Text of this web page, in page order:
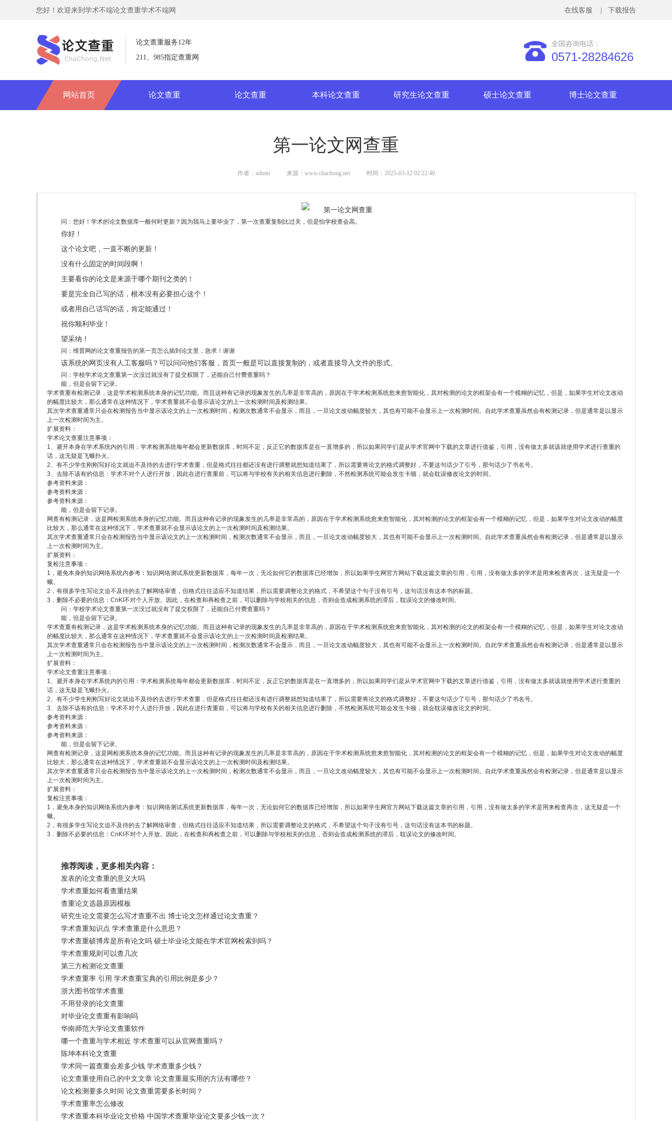
您好！欢迎来到学术不端论文查重学术不端网
网站首页 论文查重 论文查重 本科论文查重 研究生论文查重 硕士论文查重 博士论文查重
论文查重服务12年
211、985指定查重网
全国咨询电话：
0571-28284626
| 下载报告
在线客服
第一论文网查重
作者：admin 来源：www.chachong.net 时间：2025-03-12 02:22:40
问：您好！学术的论文数据库一般何时更新？因为我马上要毕业了，第一次查重复制比过关，但是怕学校查会高。
你好！
这个论文吧，一直不断的更新！
没有什么固定的时间段啊！
主要看你的论文是来源于哪个期刊之类的！
要是完全自己写的话，根本没有必要担心这个！
或者用自己话写的话，肯定能通过！
祝你顺利毕业！
望采纳！
问：维普网的论文查重报告的第一页怎么插到论文里，急求！谢谢
该系统的网页没有人工客服吗？可以问问他们客服，首页一般是可以直接复制的，或者直接导入文件的形式。
问：学校学术论文查重第一次没过就没有了提交权限了，还能自己付费查重吗？
能，但是会留下记录。
学术查重有检测记录，这是学术检测系统本身的记忆功能。而且这种有记录的现象发生的几率是非常高的，原因在于学术检测系统愈来愈智能化，其对检测的论文的框架会有一个模糊的记忆，但是，如果学生对论文改动
的幅度比较大，那么通常在这种情况下，学术查重就不会显示该论文的上一次检测时间及检测结果。
其次学术查重通常只会在检测报告当中显示该论文的上一次检测时间，检测次数通常不会显示，而且，一旦论文改动幅度较大，其也有可能不会显示上一次检测时间。自此学术查重虽然会有检测记录，但是通常是以显示
上一次检测时间为主。
扩展资料：
学术论文查重注意事项：
1、避开本身在学术系统内的引用：学术检测系统每年都会更新数据库，时间不定，反正它的数据库是在一直增多的，所以如果同学们是从学术官网中下载的文章进行借鉴，引用，没有做太多就该就使用学术进行查重的
话，这无疑是飞蛾扑火。
2、有不少学生刚刚写好论文就迫不及待的去进行学术查重，但是格式往往都还没有进行调整就想知道结果了，所以需要将论文的格式调整好，不要这句话少了引号，那句话少了书名号。
3、去除不该有的信息：学术不对个人进行开放，因此在进行查重前，可以将与学校有关的相关信息进行删除，不然检测系统可能会发生卡顿，就会耽误修改论文的时间。
参考资料来源：
参考资料来源：
参考资料来源：
能，但是会留下记录。
网查有检测记录，这是网检测系统本身的记忆功能。而且这种有记录的现象发生的几率是非常高的，原因在于学术检测系统愈来愈智能化，其对检测的论文的框架会有一个模糊的记忆，但是，如果学生对论文改动的幅度
比较大，那么通常在这种情况下，学术查重就不会显示该论文的上一次检测时间及检测结果。
其次学术查重通常只会在检测报告当中显示该论文的上一次检测时间，检测次数通常不会显示，而且，一旦论文改动幅度较大，其也有可能不会显示上一次检测时间。自此学术查重虽然会有检测记录，但是通常是以显示
上一次检测时间为主。
扩展资料：
复检注意事项：
1，避免本身的知识网络系统内参考：知识网络测试系统更新数据库，每年一次，无论如何它的数据库已经增加，所以如果学生网官方网站下载这篇文章的引用，引用，没有做太多的学术是用来检查再次，这无疑是一个
蛾。
2，有很多学生写论文迫不及待的去了解网络审查，但格式往往适应不知道结果，所以需要调整论文的格式，不希望这个句子没有引号，这句话没有这本书的标题。
3．删除不必要的信息：CnKI不对个人开放。因此，在检查和再检查之前，可以删除与学校相关的信息，否则会造成检测系统的滞后，耽误论文的修改时间。
问：学校学术论文查重第一次没过就没有了提交权限了，还能自己付费查重吗？
能，但是会留下记录。
学术查重有检测记录，这是学术检测系统本身的记忆功能。而且这种有记录的现象发生的几率是非常高的，原因在于学术检测系统愈来愈智能化，其对检测的论文的框架会有一个模糊的记忆，但是，如果学生对论文改动
的幅度比较大，那么通常在这种情况下，学术查重就不会显示该论文的上一次检测时间及检测结果。
其次学术查重通常只会在检测报告当中显示该论文的上一次检测时间，检测次数通常不会显示，而且，一旦论文改动幅度较大，其也有可能不会显示上一次检测时间。自此学术查重虽然会有检测记录，但是通常是以显示
上一次检测时间为主。
扩展资料：
学术论文查重注意事项：
1、避开本身在学术系统内的引用：学术检测系统每年都会更新数据库，时间不定，反正它的数据库是在一直增多的，所以如果同学们是从学术官网中下载的文章进行借鉴，引用，没有做太多就该就使用学术进行查重的
话，这无疑是飞蛾扑火。
2、有不少学生刚刚写好论文就迫不及待的去进行学术查重，但是格式往往都还没有进行调整就想知道结果了，所以需要将论文的格式调整好，不要这句话少了引号，那句话少了书名号。
3、去除不该有的信息：学术不对个人进行开放，因此在进行查重前，可以将与学校有关的相关信息进行删除，不然检测系统可能会发生卡顿，就会耽误修改论文的时间。
参考资料来源：
参考资料来源：
参考资料来源：
能，但是会留下记录。
网查有检测记录，这是网检测系统本身的记忆功能。而且这种有记录的现象发生的几率是非常高的，原因在于学术检测系统愈来愈智能化，其对检测的论文的框架会有一个模糊的记忆，但是，如果学生对论文改动的幅度
比较大，那么通常在这种情况下，学术查重就不会显示该论文的上一次检测时间及检测结果。
其次学术查重通常只会在检测报告当中显示该论文的上一次检测时间，检测次数通常不会显示，而且，一旦论文改动幅度较大，其也有可能不会显示上一次检测时间。自此学术查重虽然会有检测记录，但是通常是以显示
上一次检测时间为主。
扩展资料：
复检注意事项：
1，避免本身的知识网络系统内参考：知识网络测试系统更新数据库，每年一次，无论如何它的数据库已经增加，所以如果学生网官方网站下载这篇文章的引用，引用，没有做太多的学术是用来检查再次，这无疑是一个
蛾。
2，有很多学生写论文迫不及待的去了解网络审查，但格式往往适应不知道结果，所以需要调整论文的格式，不希望这个句子没有引号，这句话没有这本书的标题。
3．删除不必要的信息：CnKI不对个人开放。因此，在检查和再检查之前，可以删除与学校相关的信息，否则会造成检测系统的滞后，耽误论文的修改时间。
推荐阅读，更多相关内容：
发表的论文查重的意义大吗
学术查重如何看查重结果
查重论文选题原因模板
研究生论文需要怎么写才查重不出 博士论文怎样通过论文查重？
学术查重知识点 学术查重是什么意思？
学术查重硕博库是所有论文吗 硕士毕业论文能在学术官网检索到吗？
学术查重规则可以查几次
第三方检测论文查重
学术查重率 引用 学术查重宝典的引用比例是多少？
浙大图书馆学术查重
不用登录的论文查重
对毕业论文查重有影响吗
华南师范大学论文查重软件
哪一个查重与学术相近 学术查重可以从官网查重吗？
陈坤本科论文查重
学术同一篇查重会差多少钱 学术查重多少钱？
论文查重使用自己的中文文章 论文查重最实用的方法有哪些？
论文检测要多久时间 论文查重需要多长时间？
学术查重率怎么修改
学术查重本科毕业论文价格 中国学术查重毕业论文要多少钱一次？